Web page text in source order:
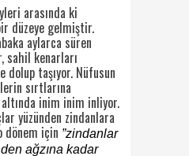
arasında ki
düzeye gelmiştir.
aylarca süren
sahil kenarları
dolup taşıyor. Nüfusun
sırtlarına
inim inim inliyor.
yüzünden zindanlara
dönem için ”zindanlar
ağzına kadar